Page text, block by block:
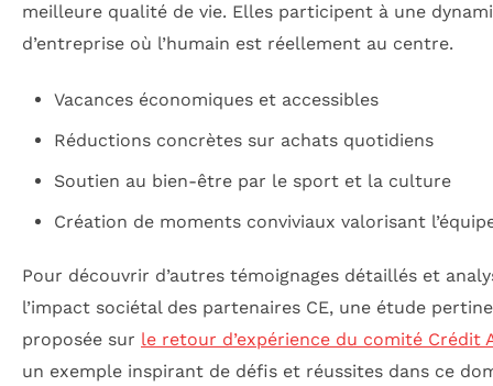
meilleure qualité de vie. Elles participent à une
d’entreprise où l’humain est réellement au centre.
Vacances économiques et accessibles
Réductions concrètes sur achats quotidiens
Soutien au bien-être par le sport et la culture
Création de moments conviviaux valorisant
Pour découvrir d’autres témoignages détaillés et
l’impact sociétal des partenaires CE, une étude
proposée sur le retour d’expérience du comité Crédit
un exemple inspirant de défis et réussites dans ce